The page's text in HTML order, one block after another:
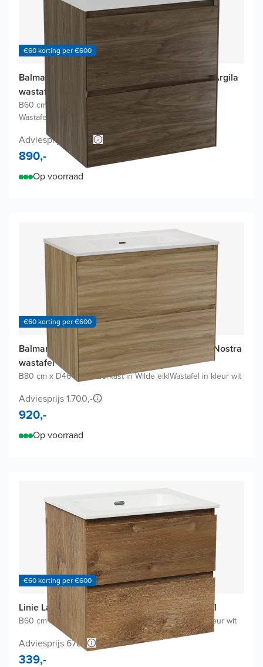
€60 korting per €600
Balmani Mitra Compact badkamermeubel met Argila
wastafel
B60 cm x D46 cm Onderkast in Amerikaanse notelaar |
Wastafel in kleur wit
Adviesprijs 1.640,-
890,-
Op voorraad
€60 korting per €600
Balmani Mitra Compact badkamermeubel met Nostra
wastafel
B80 cm x D46 cm Onderkast in Wilde eik|Wastafel in kleur wit
Adviesprijs 1.700,-
920,-
Op voorraad
€60 korting per €600
Linie Lado badkamermeubel met Baro Wastafel
B60 cm x D46 cm Onderkast Bruine eik|Wastafel in kleur wit
Adviesprijs 678,-
339,-